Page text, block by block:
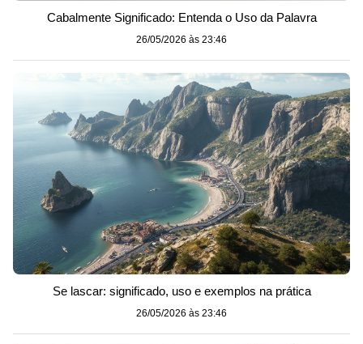
Cabalmente Significado: Entenda o Uso da Palavra
26/05/2026 às 23:46
Se lascar: significado, uso e exemplos na prática
26/05/2026 às 23:46